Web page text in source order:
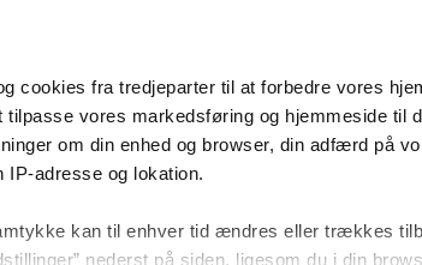
cookies fra tredjeparter til at forbedre vores
vores markedsføring og hjemmeside til
om din enhed og browser, din adfærd på
IP-adresse og lokation.
kan til enhver tid ændres eller trækkes
nederst på siden, ligesom du i din